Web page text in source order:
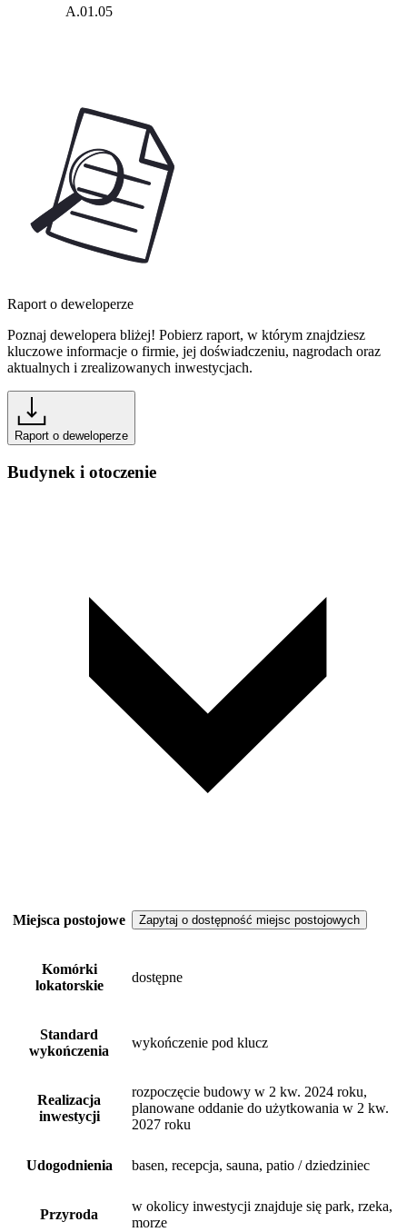
A.01.05
Raport o deweloperze
Poznaj dewelopera bliżej! Pobierz raport, w którym znajdziesz
kluczowe informacje o firmie, jej doświadczeniu, nagrodach oraz
aktualnych i zrealizowanych inwestycjach.
Raport o deweloperze
Budynek i otoczenie
Miejsca postojowe Zapytaj o dostępność miejsc postojowych
Komórki
lokatorskie
dostępne
Standard
wykończenia
wykończenie pod klucz
Realizacja
inwestycji
rozpoczęcie budowy w 2 kw. 2024 roku,
planowane oddanie do użytkowania w 2 kw.
2027 roku
Udogodnienia basen, recepcja, sauna, patio / dziedziniec
Przyroda
w okolicy inwestycji znajduje się park, rzeka,
morze